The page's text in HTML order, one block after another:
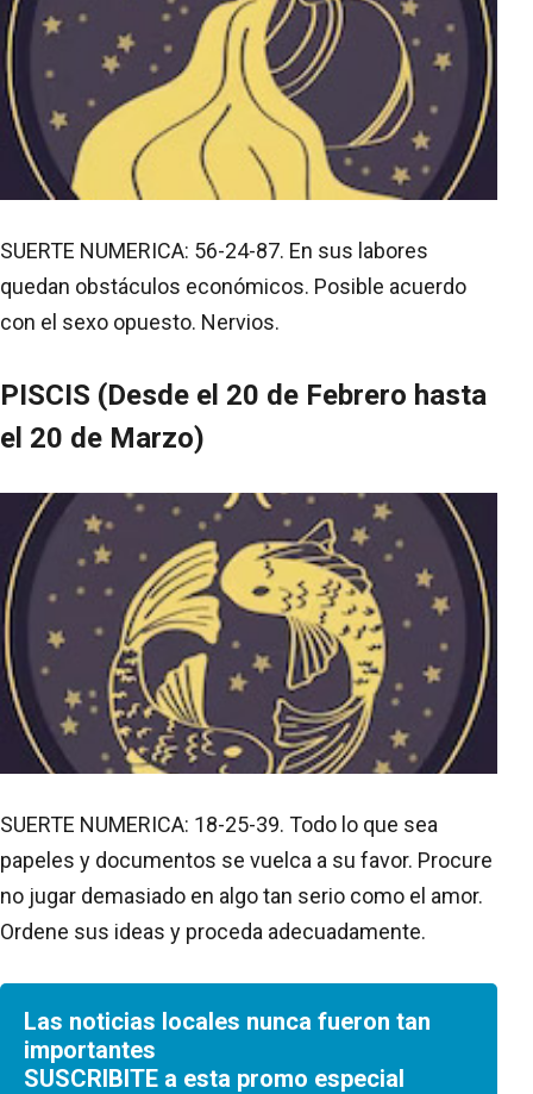
SUERTE NUMERICA: 56-24-87. En sus labores
quedan obstáculos económicos. Posible acuerdo
con el sexo opuesto. Nervios.
PISCIS (Desde el 20 de Febrero hasta
el 20 de Marzo)
SUERTE NUMERICA: 18-25-39. Todo lo que sea
papeles y documentos se vuelca a su favor. Procure
no jugar demasiado en algo tan serio como el amor.
Ordene sus ideas y proceda adecuadamente.
Las noticias locales nunca fueron tan
importantes
SUSCRIBITE a esta promo especial